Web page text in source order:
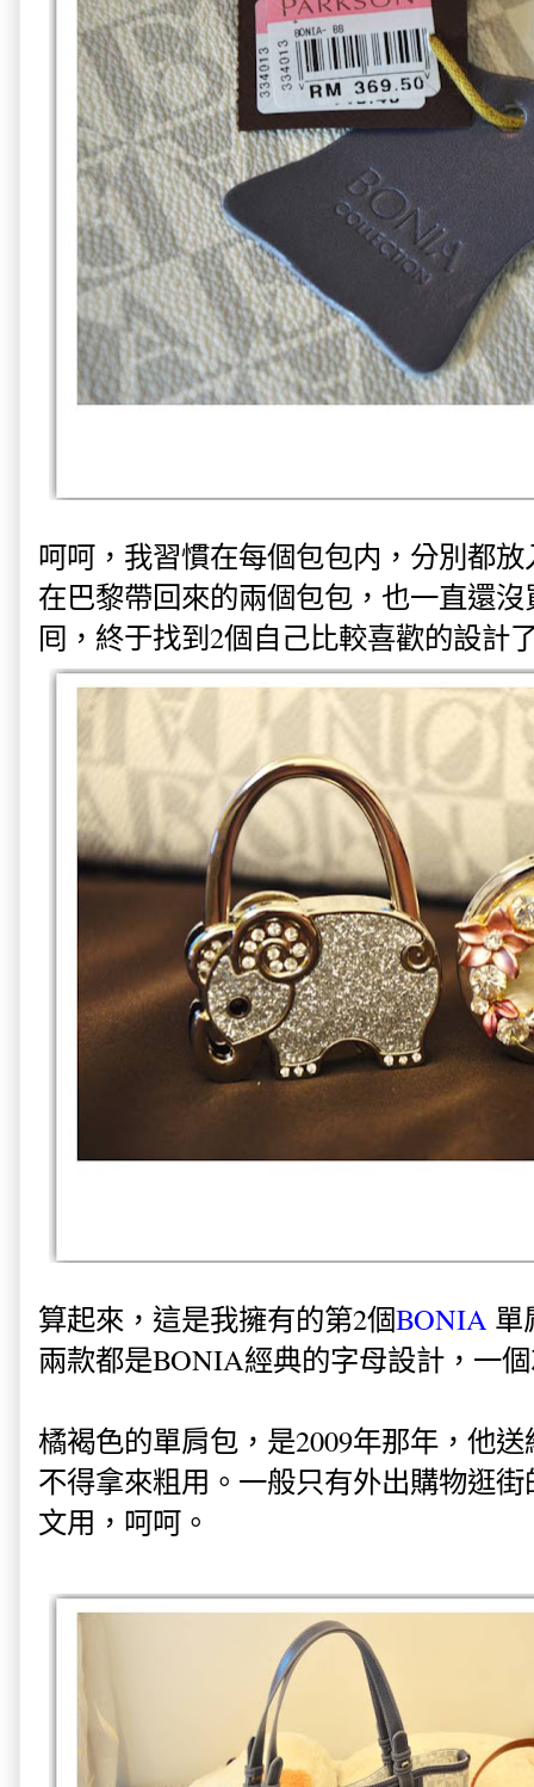
呵呵，我習慣在每個包包内，分別都
在巴黎帶回來的兩個包包，也一直還
囘，終于找到2個自己比較喜歡的設計
算起來，這是我擁有的第2個BONIA 單
兩款都是BONIA經典的字母設計，一
橘褐色的單肩包，是2009年那年，他
不得拿來粗用。一般只有外出購物逛
文用，呵呵。